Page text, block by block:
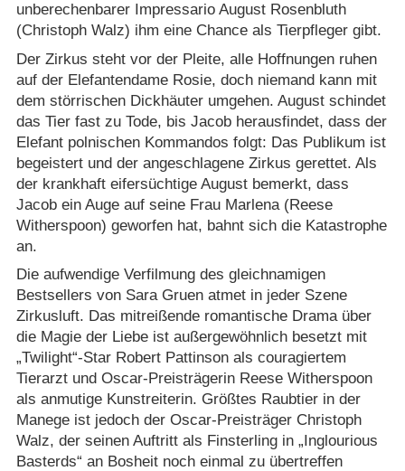
unberechenbarer Impressario August Rosenbluth
(Christoph Walz) ihm eine Chance als Tierpfleger gibt.
Der Zirkus steht vor der Pleite, alle Hoffnungen ruhen
auf der Elefantendame Rosie, doch niemand kann mit
dem störrischen Dickhäuter umgehen. August schindet
das Tier fast zu Tode, bis Jacob herausfindet, dass der
Elefant polnischen Kommandos folgt: Das Publikum ist
begeistert und der angeschlagene Zirkus gerettet. Als
der krankhaft eifersüchtige August bemerkt, dass
Jacob ein Auge auf seine Frau Marlena (Reese
Witherspoon) geworfen hat, bahnt sich die Katastrophe
an.
Die aufwendige Verfilmung des gleichnamigen
Bestsellers von Sara Gruen atmet in jeder Szene
Zirkusluft. Das mitreißende romantische Drama über
die Magie der Liebe ist außergewöhnlich besetzt mit
„Twilight“-Star Robert Pattinson als couragiertem
Tierarzt und Oscar-Preisträgerin Reese Witherspoon
als anmutige Kunstreiterin. Größtes Raubtier in der
Manege ist jedoch der Oscar-Preisträger Christoph
Walz, der seinen Auftritt als Finsterling in „Inglourious
Basterds“ an Bosheit noch einmal zu übertreffen